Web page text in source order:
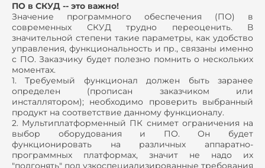
ПО в СКУД -- это важно!
Значение программного обеспечения (ПО) в
современных СКУД трудно переоценить. В
значительной степени такие параметры, как удобство
управления, функциональность и пр., связаны именно
с ПО. Заказчику будет полезно помнить о нескольких
моментах.
1. Требуемый функционал должен быть заранее
определен (прописан заказчиком или
инсталлятором); необходимо проверить выбранный
продукт на соответствие данному функционалу.
2. Мультиплатформенный ПК снимет ограничения на
выбор оборудования и ПО. Он будет
функционировать на различных аппаратно-
программных платформах, значит не надо их
"подгонять" под узкоспециализированные требования